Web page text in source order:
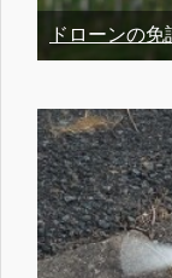
ドローンの